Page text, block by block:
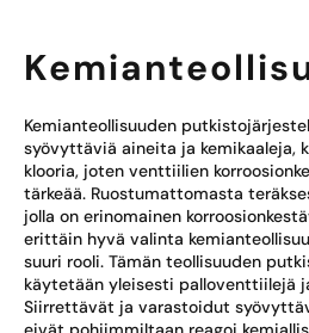
Kemianteollisuuden
syövyttäviä aineita ja kemikaaleja,
klooria, joten venttiilien
tärkeää. Ruostumattomasta
jolla on erinomainen
erittäin hyvä valinta
suuri rooli. Tämän teollisuuden
käytetään yleisesti palloventtiilejä
Siirrettävät ja varastoidut